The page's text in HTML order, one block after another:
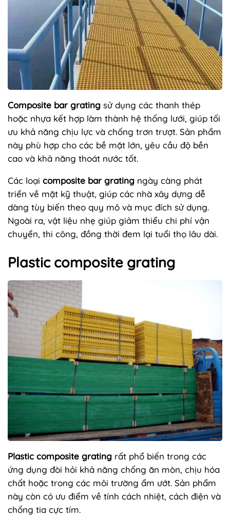
Composite bar grating sử dụng các thanh thép
hoặc nhựa kết hợp làm thành hệ thống lưới, giúp tối
ưu khả năng chịu lực và chống trơn trượt. Sản phẩm
này phù hợp cho các bề mặt lớn, yêu cầu độ bền
cao và khả năng thoát nước tốt.
Các loại composite bar grating ngày càng phát
triển về mặt kỹ thuật, giúp các nhà xây dựng dễ
dàng tùy biến theo quy mô và mục đích sử dụng.
Ngoài ra, vật liệu nhẹ giúp giảm thiểu chi phí vận
chuyển, thi công, đồng thời đem lại tuổi thọ lâu dài.
Plastic composite grating
Plastic composite grating rất phổ biến trong các
ứng dụng đòi hỏi khả năng chống ăn mòn, chịu hóa
chất hoặc trong các môi trường ẩm ướt. Sản phẩm
này còn có ưu điểm về tính cách nhiệt, cách điện và
chống tia cực tím.